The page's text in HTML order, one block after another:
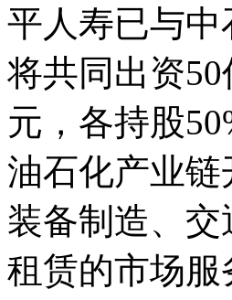
平人寿已与
将共同出资
元，各持股
油石化产业
装备制造、
租赁的市场